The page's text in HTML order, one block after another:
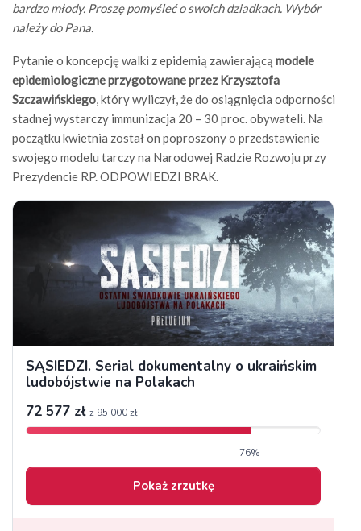
bardzo młody. Proszę pomyśleć o swoich dziadkach. Wybór
należy do Pana.
Pytanie o koncepcję walki z epidemią zawierającą modele
epidemiologiczne przygotowane przez Krzysztofa
Szczawińskiego, który wyliczył, że do osiągnięcia odporności
stadnej wystarczy immunizacja 20 – 30 proc. obywateli. Na
początku kwietnia został on poproszony o przedstawienie
swojego modelu tarczy na Narodowej Radzie Rozwoju przy
Prezydencie RP. ODPOWIEDZI BRAK.